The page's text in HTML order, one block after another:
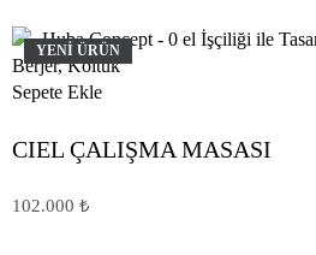
YENİ ÜRÜN
Sepete Ekle
CIEL ÇALIŞMA MASASI
102.000 ₺